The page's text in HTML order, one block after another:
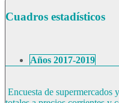
Cuadros estadísticos
Años 2017-2019
Encuesta de supermercados